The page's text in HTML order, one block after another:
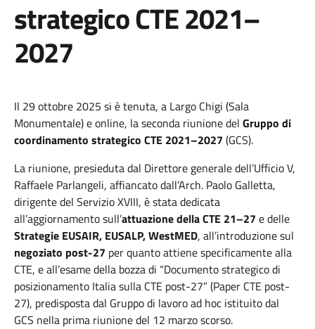
strategico CTE 2021–
2027
Il 29 ottobre 2025 si è tenuta, a Largo Chigi (Sala
Monumentale) e online, la seconda riunione del Gruppo di
coordinamento strategico CTE 2021–2027 (GCS).
La riunione, presieduta dal Direttore generale dell’Ufficio V,
Raffaele Parlangeli, affiancato dall’Arch. Paolo Galletta,
dirigente del Servizio XVIII, è stata dedicata
all’aggiornamento sull’attuazione della CTE 21–27 e delle
Strategie EUSAIR, EUSALP, WestMED, all’introduzione sul
negoziato post-27 per quanto attiene specificamente alla
CTE, e all’esame della bozza di “Documento strategico di
posizionamento Italia sulla CTE post-27” (Paper CTE post-
27), predisposta dal Gruppo di lavoro ad hoc istituito dal
GCS nella prima riunione del 12 marzo scorso.